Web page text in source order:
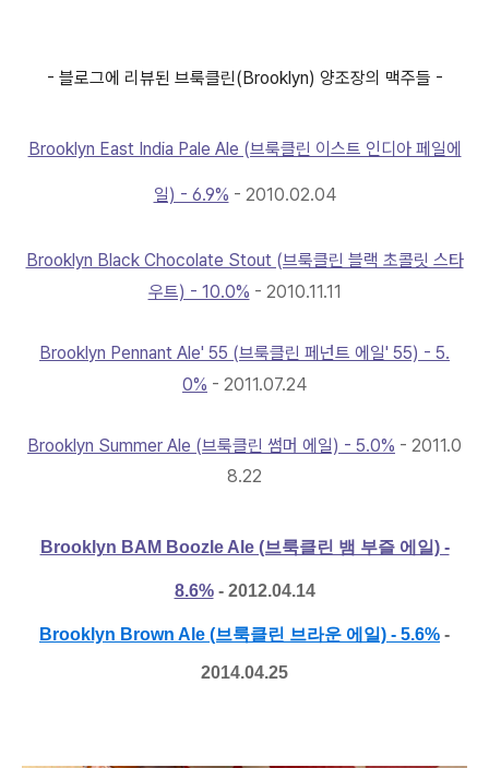
- 블로그에 리뷰된 브룩클린(Brooklyn) 양조장의 맥주들 -
Brooklyn East India Pale Ale (브룩클린 이스트 인디아 페일에
일) - 6.9% - 2010.02.04
Brooklyn Black Chocolate Stout (브룩클린 블랙 초콜릿 스타
우트) - 10.0% - 2010.11.11
Brooklyn Pennant Ale' 55 (브룩클린 페넌트 에일' 55) - 5.
0% - 2011.07.24
Brooklyn Summer Ale (브룩클린 썸머 에일) - 5.0% - 2011.0
8.22
Brooklyn BAM Boozle Ale (브룩클린 뱀 부즐 에일) -
8.6%- 2012.04.14
Brooklyn Brown Ale (브룩클린 브라운 에일) - 5.6% -
2014.04.25